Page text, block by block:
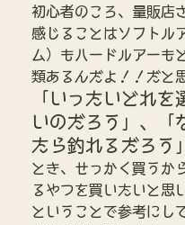
初心者のころ、量販店
感じることはソフトル
ム）もハードルアーも
類あるんだよ！！だと
「いったいどれを
いのだろう」、「
たら釣れるだろう」
とき、せっかく買うか
るやつを買いたいと思
ということで参考にし